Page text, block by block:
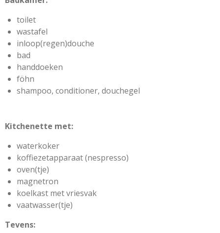
toilet
wastafel
inloop(regen)douche
bad
handdoeken
föhn
shampoo, conditioner, douchegel
Kitchenette met:
waterkoker
koffiezetapparaat (nespresso)
oven(tje)
magnetron
koelkast met vriesvak
vaatwasser(tje)
Tevens: